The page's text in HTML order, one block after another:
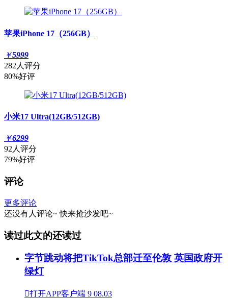
苹果iPhone 17（256GB）
￥5999
282人评分
80%好评
小米17 Ultra(12GB/512GB)
￥6299
92人评分
79%好评
评论
更多评论
还没有人评论~ 快来抢沙发吧~
读过此文的还读过
字节跳动将把TikTok总部迁至伦敦 英国政府开
绿灯
打开APP客户端 9 08.03